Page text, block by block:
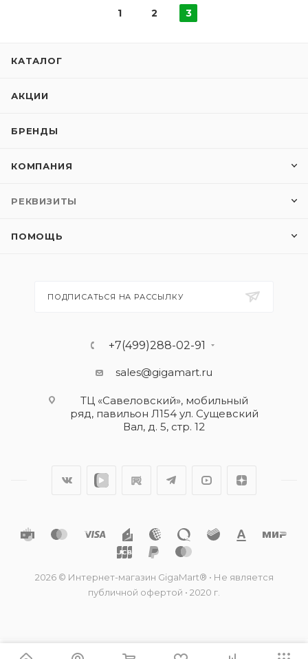
1 2 3
КАТАЛОГ
АКЦИИ
БРЕНДЫ
КОМПАНИЯ
РЕКВИЗИТЫ
ПОМОЩЬ
ПОДПИСАТЬСЯ НА РАССЫЛКУ
+7(499)288-02-91
sales@gigamart.ru
ТЦ «Савеловский», мобильный
ряд, павильон Л154 ул. Сущевский
Вал, д. 5, стр. 12
2026 © Интернет-магазин GigaMart® • Не является
публичной офертой • 2020 г.